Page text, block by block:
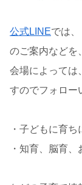
公式LINEでは
のご案内などを
会場によっては、
すのでフォロー
・子どもに育
・知育、脳育